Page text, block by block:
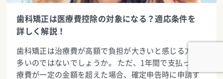
歯科矯正は医療費控除の対象になる？適応条件を
詳しく解説！
歯科矯正は治療費が高額で負担が大きいと感じる方も
多いのではないでしょうか。 ただ、1年間で支払った医
療費が一定の金額を超えた場合、確定申告時に申請す